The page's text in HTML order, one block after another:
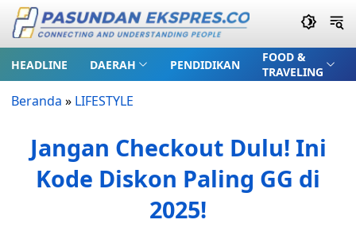
HEADLINE DAERAH PENDIDIKAN
FOOD &
TRAVELING
Beranda » LIFESTYLE
Jangan Checkout Dulu! Ini
Kode Diskon Paling GG di
2025!